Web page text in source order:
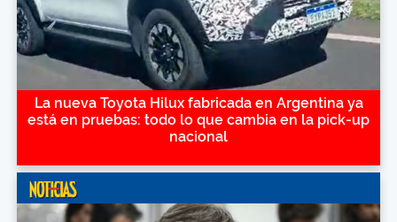
La nueva Toyota Hilux fabricada en Argentina ya
está en pruebas: todo lo que cambia en la pick-up
nacional